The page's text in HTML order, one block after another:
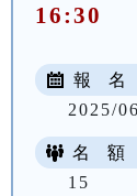
16:30
報 名
2025/
名 額
15